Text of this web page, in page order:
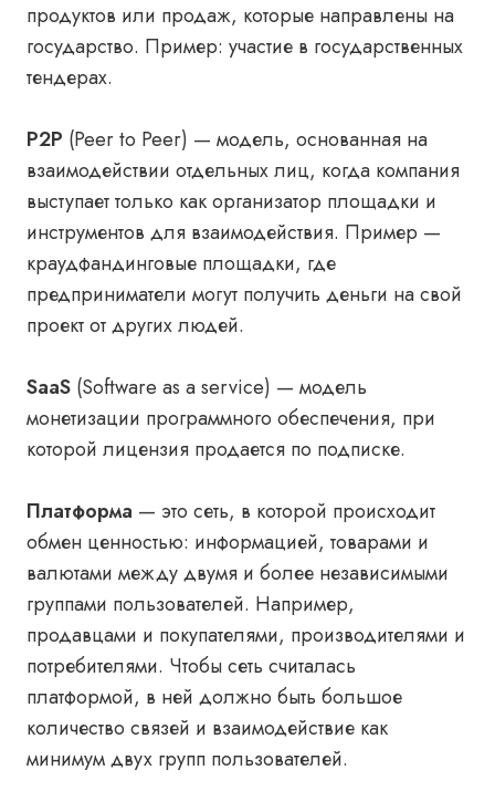
продуктов или продаж, которые направлены на
государство. Пример: участие в государственных
тендерах.
P2P (Peer to Peer) — модель, основанная на
взаимодействии отдельных лиц, когда компания
выступает только как организатор площадки и
инструментов для взаимодействия. Пример —
краудфандинговые площадки, где
предприниматели могут получить деньги на свой
проект от других людей.
SaaS (Software as a service) — модель
монетизации программного обеспечения, при
которой лицензия продается по подписке.
Платформа — это сеть, в которой происходит
обмен ценностью: информацией, товарами и
валютами между двумя и более независимыми
группами пользователей. Например,
продавцами и покупателями, производителями и
потребителями. Чтобы сеть считалась
платформой, в ней должно быть большое
количество связей и взаимодействие как
минимум двух групп пользователей.